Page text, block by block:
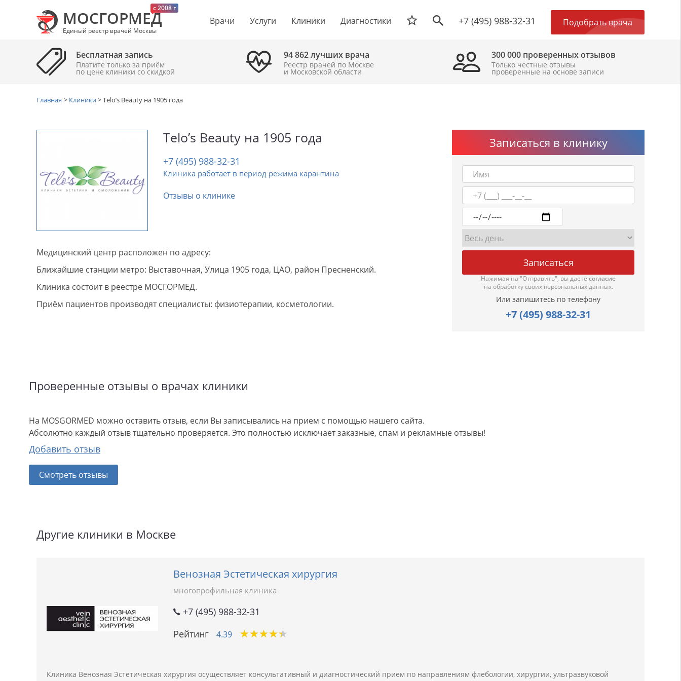
c 2008 г
МОСГОРМЕД
Единый реестр врачей Москвы
Врачи Услуги Клиники Диагностики +7 (495) 988-32-31 Подобрать врача
Бесплатная запись
Платите только за приём
по цене клиники cо скидкой
94 862 лучших врача
Реестр врачей по Москве
и Московской области
300 000 проверенных отзывов
Только честные отзывы
проверенные на основе записи
Главная > Клиники>Telo’s Beauty на 1905 года
Telo’s Beauty на 1905 года
+7 (495) 988-32-31
Клиника работает в период режима карантина
Отзывы о клинике
Медицинский центр расположен по адресу:
Ближайшие станции метро: Выставочная, Улица 1905 года, ЦАО, район Пресненский.
Клиника состоит в реестре МОСГОРМЕД.
Приём пациентов производят специалисты: физиотерапии, косметологии.
Записаться в клинику
Нажимая на "Отправить", вы даете согласие
на обработку своих персональных данных.
Или запишитесь по телефону
+7 (495) 988-32-31
Проверенные отзывы о врачах клиники
На MOSGORMED можно оставить отзыв, если Вы записывались на прием с помощью нашего сайта.
Абсолютно каждый отзыв тщательно проверяется. Это полностью исключает заказные, спам и рекламные отзывы!
Добавить отзыв
Смотреть отзывы
Другие клиники в Москве
Венозная Эстетическая хирургия
многопрофильная клиника
+7 (495) 988-32-31
Рейтинг
4.39 ★★★★★
★★★★★
Клиника Венозная Эстетическая хирургия осуществляет консультативный и диагностический прием по направлениям флебологии, хирургии, ультразвуковой